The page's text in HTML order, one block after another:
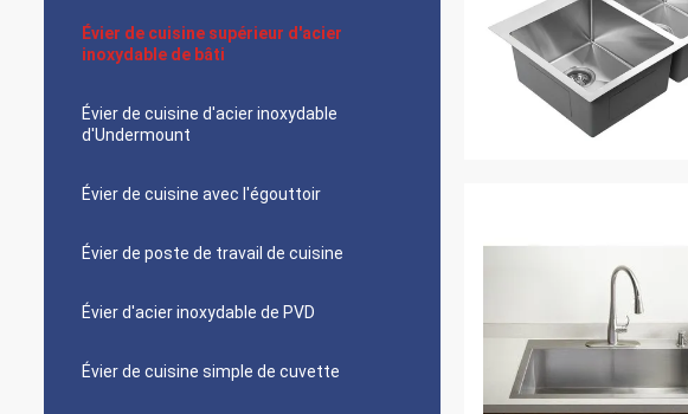
Évier de cuisine supérieur d'acier
inoxydable de bâti
Évier de cuisine d'acier inoxydable
d'Undermount
Évier de cuisine avec l'égouttoir
Évier de poste de travail de cuisine
Évier d'acier inoxydable de PVD
Évier de cuisine simple de cuvette